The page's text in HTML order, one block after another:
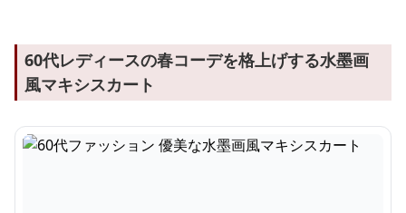
60代レディースの春コーデを格上げする水墨画
風マキシスカート